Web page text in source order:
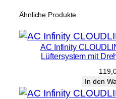
Ähnliche Produkte
AC Infinity
Lüftersystem mit
In den